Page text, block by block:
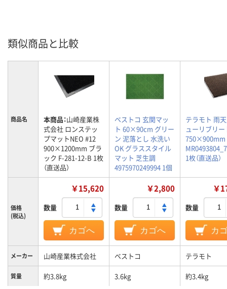
類似商品と比較
商品名 本商品：山崎産業株
式会社 ロンステッ
プマットNEO #12
900×1200mm ブラ
ック F-281-12-B 1枚
（直送品）
ベストコ 玄関マッ
ト 60×90cm グリー
ン 泥落とし 水洗い
OK グラススタイル
マット 芝生調
4975970249994 1個
テラモト 雨
ューリブリ
750×900mm
1枚（直送品）
価格
(税込)
￥15,620
数量
カゴへ
￥2,800
数量
カゴへ
￥
数量
カ
メーカー 山崎産業株式会社 ベストコ テラモト
質量 約3.8kg 3.6kg 約3.4kg